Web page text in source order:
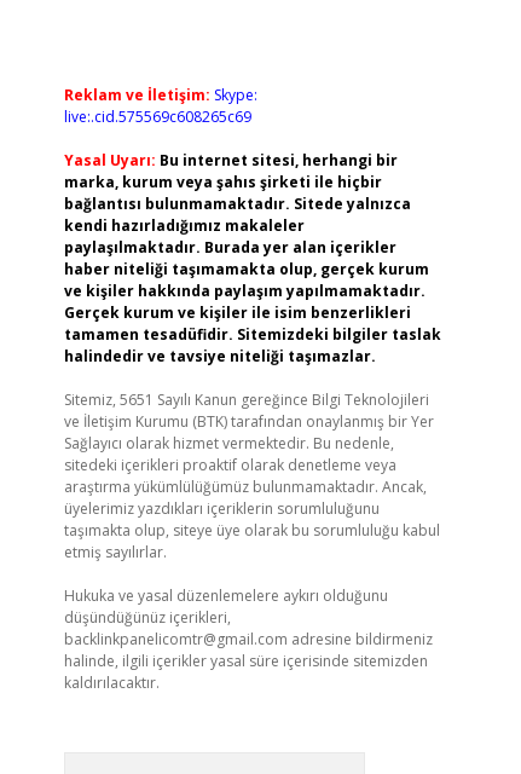
Reklam ve İletişim: Skype:
live:.cid.575569c608265c69
Yasal Uyarı: Bu internet sitesi, herhangi bir
marka, kurum veya şahıs şirketi ile hiçbir
bağlantısı bulunmamaktadır. Sitede yalnızca
kendi hazırladığımız makaleler
paylaşılmaktadır. Burada yer alan içerikler
haber niteliği taşımamakta olup, gerçek kurum
ve kişiler hakkında paylaşım yapılmamaktadır.
Gerçek kurum ve kişiler ile isim benzerlikleri
tamamen tesadüfidir. Sitemizdeki bilgiler taslak
halindedir ve tavsiye niteliği taşımazlar.
Sitemiz, 5651 Sayılı Kanun gereğince Bilgi Teknolojileri
ve İletişim Kurumu (BTK) tarafından onaylanmış bir Yer
Sağlayıcı olarak hizmet vermektedir. Bu nedenle,
sitedeki içerikleri proaktif olarak denetleme veya
araştırma yükümlülüğümüz bulunmamaktadır. Ancak,
üyelerimiz yazdıkları içeriklerin sorumluluğunu
taşımakta olup, siteye üye olarak bu sorumluluğu kabul
etmiş sayılırlar.
Hukuka ve yasal düzenlemelere aykırı olduğunu
düşündüğünüz içerikleri,
backlinkpanelicomtr@gmail.com adresine bildirmeniz
halinde, ilgili içerikler yasal süre içerisinde sitemizden
kaldırılacaktır.